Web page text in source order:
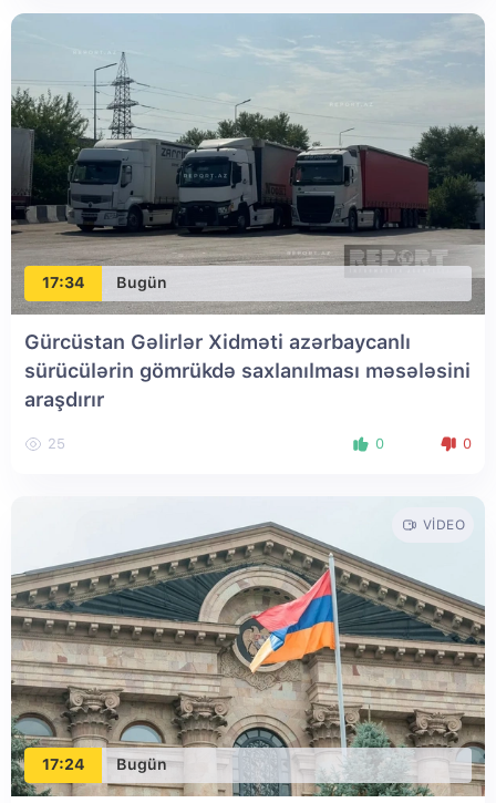
17:34 Bugün
Gürcüstan Gəlirlər Xidməti azərbaycanlı
sürücülərin gömrükdə saxlanılması məsələsini
araşdırır
25 0 0
17:24 Bugün
VIDEO